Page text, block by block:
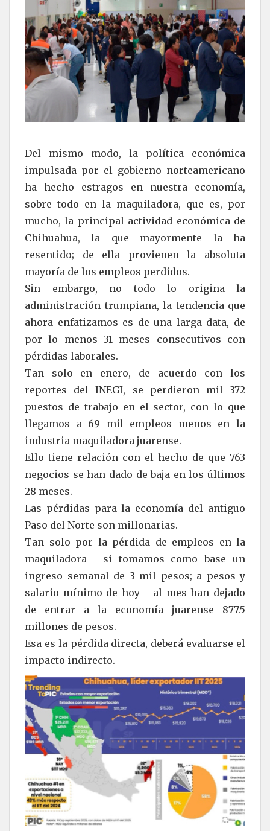
Del mismo modo, la política económica
impulsada por el gobierno norteamericano
ha hecho estragos en nuestra economía,
sobre todo en la maquiladora, que es, por
mucho, la principal actividad económica de
Chihuahua, la que mayormente la ha
resentido; de ella provienen la absoluta
mayoría de los empleos perdidos.
Sin embargo, no todo lo origina la
administración trumpiana, la tendencia que
ahora enfatizamos es de una larga data, de
por lo menos 31 meses consecutivos con
pérdidas laborales.
Tan solo en enero, de acuerdo con los
reportes del INEGI, se perdieron mil 372
puestos de trabajo en el sector, con lo que
llegamos a 69 mil empleos menos en la
industria maquiladora juarense.
Ello tiene relación con el hecho de que 763
negocios se han dado de baja en los últimos
28 meses.
Las pérdidas para la economía del antiguo
Paso del Norte son millonarias.
Tan solo por la pérdida de empleos en la
maquiladora —si tomamos como base un
ingreso semanal de 3 mil pesos; a pesos y
salario mínimo de hoy— al mes han dejado
de entrar a la economía juarense 877.5
millones de pesos.
Esa es la pérdida directa, deberá evaluarse el
impacto indirecto.